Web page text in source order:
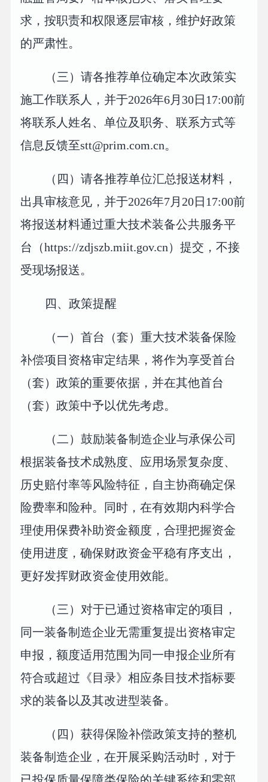
求，按职责和权限逐层审核，维护好政策
的严肃性。
（三）请各推荐单位确定本次政策实
施工作联系人，并于2026年6月30日17:00前
将联系人姓名、单位及职务、联系方式等
信息反馈至stt@prim.com.cn。
（四）请各推荐单位汇总报送材料，
出具审核意见，并于2026年7月20日17:00前
将报送材料通过重大技术装备公共服务平
台（https://zdjszb.miit.gov.cn）提交，不接
受现场报送。
四、政策提醒
（一）首台（套）重大技术装备保险
补偿项目资格审定结果，将作为享受首台
（套）政策的重要依据，并在其他首台
（套）政策中予以优先考虑。
（二）鼓励装备制造企业与承保公司
根据装备技术成熟度、应用场景复杂度、
历史赔付率等风险特征，自主协商确定保
险费率和险种。同时，在有效期内科学合
理使用保费补助资金额度，合理把握资金
使用进度，确保财政资金平稳有序支出，
更好发挥财政资金使用效能。
（三）对于已通过资格审定的项目，
同一装备制造企业无需重复提出资格审定
申报，额度适用范围为同一申报企业所有
符合或超过《目录》相应条目技术指标要
求的装备以及其改进型装备。
（四）获得保险补偿政策支持的整机
装备制造企业，在开展采购活动时，对于